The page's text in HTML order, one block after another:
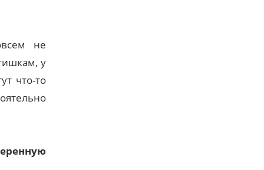
не
у
что-то